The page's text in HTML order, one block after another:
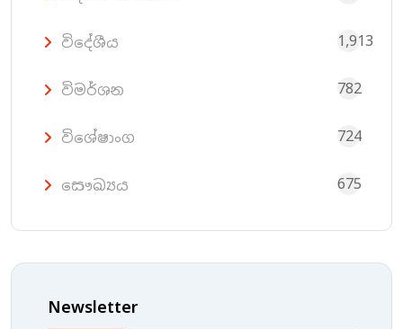
විදේශීය 1,913
විමර්ශන 782
විශේෂාංග 724
සෞඛ්‍යය 675
Newsletter